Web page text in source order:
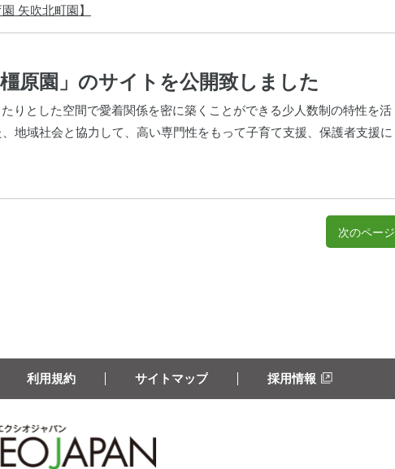
矢吹北町園】
原園」のサイトを公開致しました
りとした空間で愛着関係を密に築くことができる少人数制の特性を活
地域社会と協力して、高い専門性をもって子育て支援、保護者支援に
次のページ
利用規約 サイトマップ 採用情報